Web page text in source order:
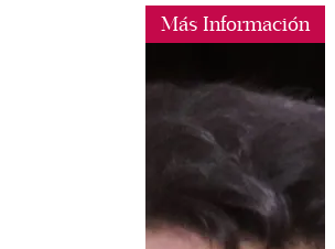
Más Información